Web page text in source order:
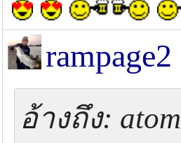
rampage2
อ้างถึง: